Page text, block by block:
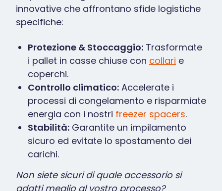
innovative che affrontano sfide logistiche
specifiche:
Protezione & Stoccaggio: Trasformate
i pallet in casse chiuse con collari e
coperchi.
Controllo climatico: Accelerate i
processi di congelamento e risparmiate
energia con i nostri freezer spacers.
Stabilità: Garantite un impilamento
sicuro ed evitate lo spostamento dei
carichi.
Non siete sicuri di quale accessorio si
adatti meglio al vostro processo?